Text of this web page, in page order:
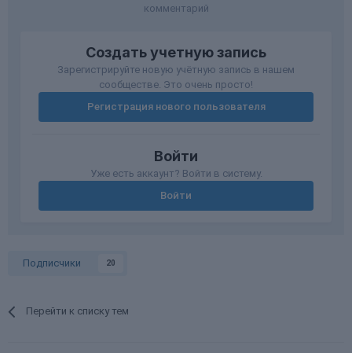
комментарий
Создать учетную запись
Зарегистрируйте новую учётную запись в нашем
сообществе. Это очень просто!
Регистрация нового пользователя
Войти
Уже есть аккаунт? Войти в систему.
Войти
Подписчики 20
Перейти к списку тем